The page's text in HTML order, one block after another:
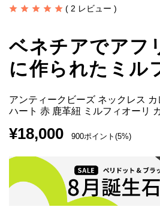
( 2 レビュー )
ベネチアでアフ
に作られたミル
アンティークビーズ ネックレス
ハート 赤 鹿革紐 ミルフィオーリ
¥18,000 900ポイント(5%)